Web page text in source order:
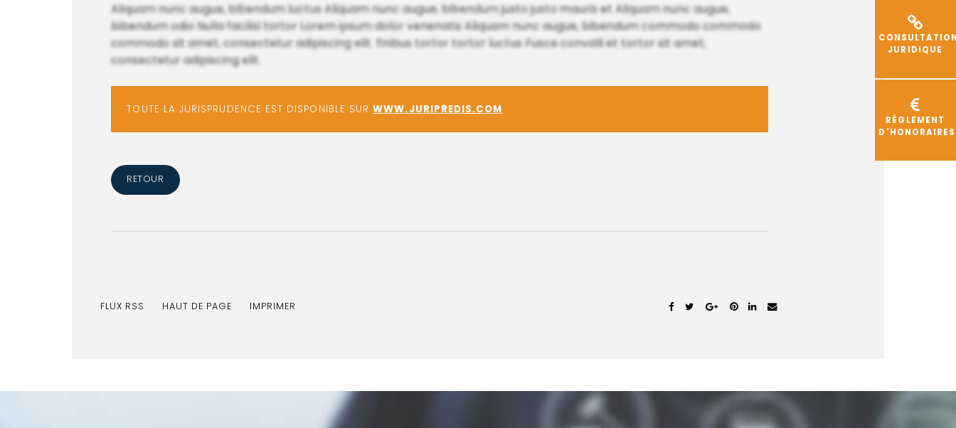
JURIDIQUE
RÈGLEMENT
D'HONORAIRES
Aliquam nunc augue, bibendum luctus Aliquam nunc augue, bibendum justo justo mauris et Aliquam nunc augue,
bibendum odio Nulla facilisi tortor Lorem ipsum dolor venenatis Aliquam nunc augue, bibendum commodo commodo
commodo sit amet, consectetur adipiscing elit. finibus tortor tortor luctus Fusce convalli et tortor sit amet,
consectetur adipiscing elit.
TOUTE LA JURISPRUDENCE EST DISPONIBLE SURWWW.JURIPREDIS.COM
RETOUR
FLUX RSS HAUT DE PAGE IMPRIMER